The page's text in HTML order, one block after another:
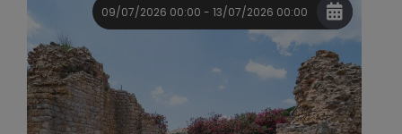
09/07/2026 00:00 - 13/07/2026 00:00